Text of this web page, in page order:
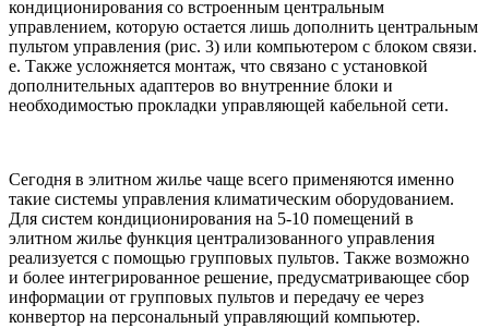
кондиционирования со встроенным центральным
управлением, которую остается лишь дополнить центральным
пультом управления (рис. 3) или компьютером с блоком связи.
е. Также усложняется монтаж, что связано с установкой
дополнительных адаптеров во внутренние блоки и
необходимостью прокладки управляющей кабельной сети.
Сегодня в элитном жилье чаще всего применяются именно
такие системы управления климатическим оборудованием.
Для систем кондиционирования на 5-10 помещений в
элитном жилье функция централизованного управления
реализуется с помощью групповых пультов. Также возможно
и более интегрированное решение, предусматривающее сбор
информации от групповых пультов и передачу ее через
конвертор на персональный управляющий компьютер.